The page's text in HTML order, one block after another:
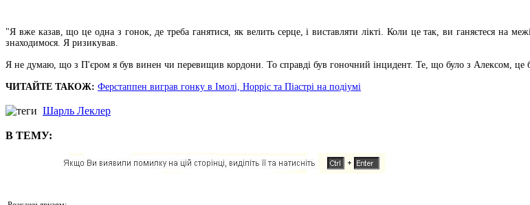
"Я вже казав, що це одна з гонок, де треба ганятися, як велить серце, і виставляти лікті. Коли це так, ви ганяєтеся на
знаходимося. Я ризикував.
Я не думаю, що з П'єром я був винен чи перевищив кордони. То справді був гоночний інцидент. Те, що було з Алексом, це
ЧИТАЙТЕ ТАКОЖ: Ферстаппен виграв гонку в Імолі, Норріс та Піастрі на подіумі
Шарль Леклер
В ТЕМУ: